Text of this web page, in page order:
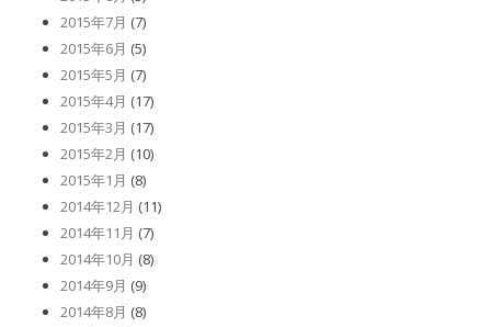
2015年7月 (7)
2015年6月 (5)
2015年5月 (7)
2015年4月 (17)
2015年3月 (17)
2015年2月 (10)
2015年1月 (8)
2014年12月 (11)
2014年11月 (7)
2014年10月 (8)
2014年9月 (9)
2014年8月 (8)